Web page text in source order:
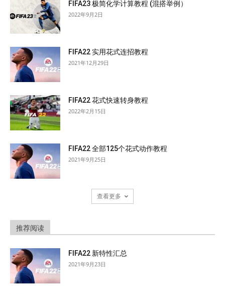
FIFA23 极简化学计算教程 (混搭举例）
2022年9月2日
FIFA22 实用花式连招教程
2021年12月29日
FIFA22 花式快速转身教程
2022年2月15日
FIFA22 全部125个花式动作教程
2021年9月25日
查看更多
推荐阅读
FIFA22 新特性汇总
2021年9月23日